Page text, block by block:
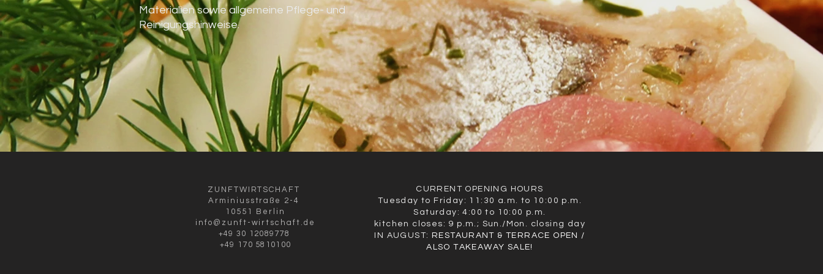
Materialien sowie allgemeine Pflege- und
Reinigungshinweise.
ZUNFTWIRTSCHAFT
Arminiusstraße 2-4
10551 Berlin
info@zunft-wirtschaft.de
+49 30 12089778
+49 170 5810100
CURRENT OPENING HOURS
Tuesday to Friday: 11:30 a.m. to 10:00 p.m.
Saturday: 4:00 to 10:00 p.m.
kitchen closes: 9 p.m.; Sun./Mon. closing day
IN AUGUST:
RESTAURANT & TERRACE OPEN /
ALSO TAKEAWAY SALE!